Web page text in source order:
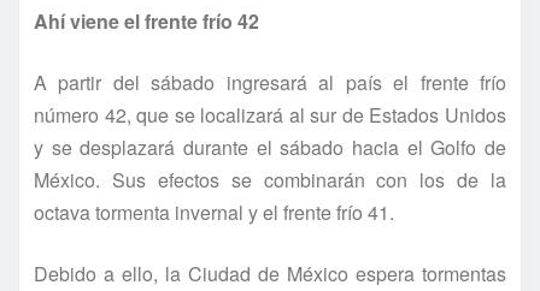
Ahí­ viene el frente frí­o 42
A partir del sábado ingresará al paí­s el frente frí­o
número 42, que se localizará al sur de Estados Unidos
y se desplazará durante el sábado hacia el Golfo de
México. Sus efectos se combinarán con los de la
octava tormenta invernal y el frente frí­o 41.
Debido a ello, la Ciudad de México espera tormentas